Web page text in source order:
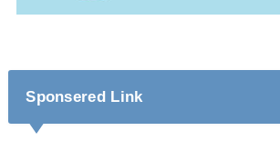
Sponsered Link